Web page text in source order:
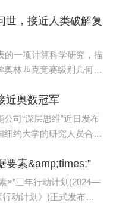
能、大数据等技
世，接近人类破解复
一项计算科学研究，描
林匹克竞赛级别几何题
研究证明了AI已接近人
近奥数冠军
司“深层思维”近日发布
约大学的研究人员合作
何问题，其水平接近国
要素&amp;times;”
三年行动计划(2024—
动计划》)正式发布。